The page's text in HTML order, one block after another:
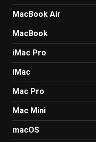
MacBook Air
MacBook
iMac Pro
iMac
Mac Pro
Mac Mini
macOS